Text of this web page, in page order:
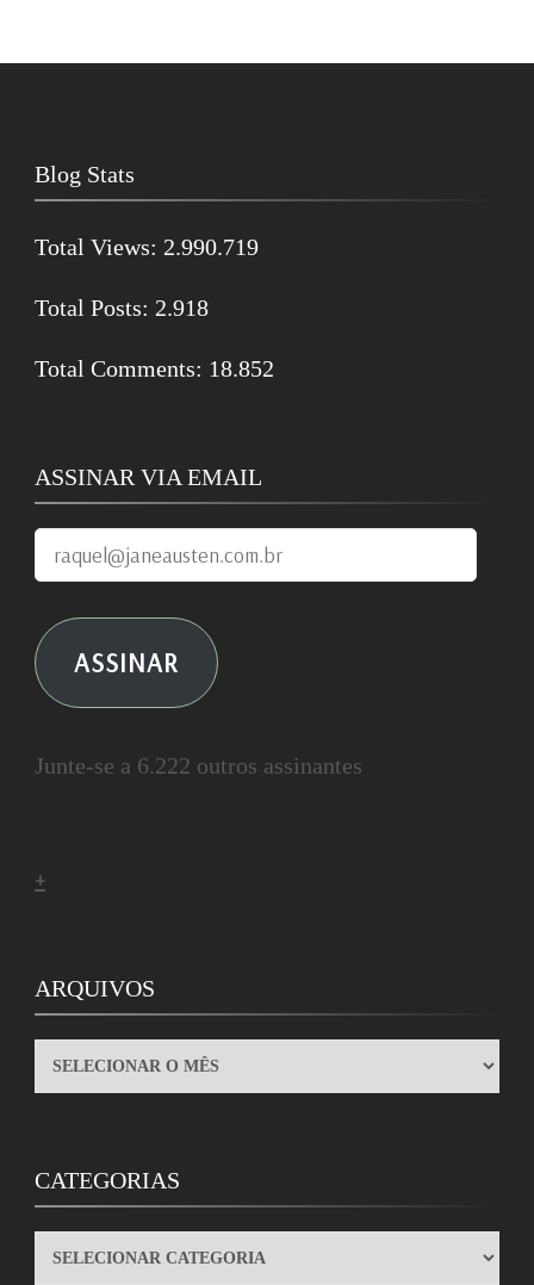
Blog Stats
Total Views: 2.990.719
Total Posts: 2.918
Total Comments: 18.852
ASSINAR VIA EMAIL
raquel@janeausten.com.br
ASSINAR
Junte-se a 6.222 outros assinantes
+
ARQUIVOS
ARQUIVOS
CATEGORIAS
CATEGORIAS